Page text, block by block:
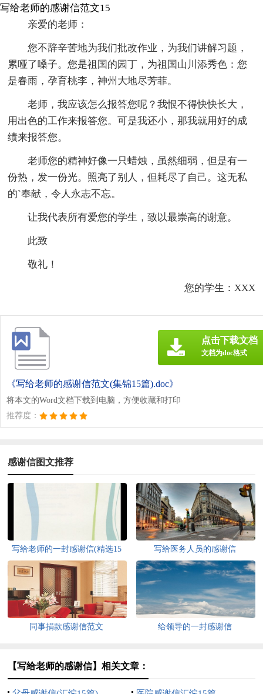
写给老师的感谢信范文15
亲爱的老师：
您不辞辛苦地为我们批改作业，为我们讲解习题，
累哑了嗓子。您是祖国的园丁，为祖国山川添秀色：您
是春雨，孕育桃李，神州大地尽芳菲。
老师，我应该怎么报答您呢？我恨不得快快长大，
用出色的工作来报答您。可是我还小，那我就用好的成
绩来报答您。
老师您的精神好像一只蜡烛，虽然细弱，但是有一
份热，发一份光。照亮了别人，但耗尽了自己。这无私
的`奉献，令人永志不忘。
让我代表所有爱您的学生，致以最崇高的谢意。
此致
敬礼！
您的学生：XXX
《写给老师的感谢信范文(集锦15篇).doc》
将本文的Word文档下载到电脑，方便收藏和打印
推荐度：
点击下载文档
文档为doc格式
感谢信图文推荐
写给老师的一封感谢信(精选15
篇)
写给医务人员的感谢信
同事捐款感谢信范文 给领导的一封感谢信
【写给老师的感谢信】相关文章：